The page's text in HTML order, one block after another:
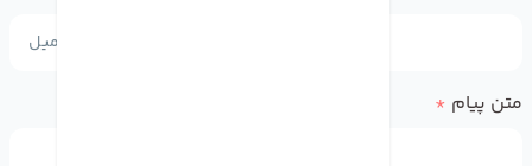
متن پیام *